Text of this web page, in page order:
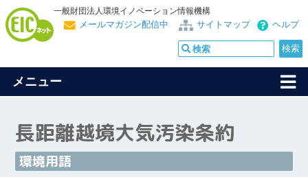
一般財団法人環境イノベーション情報機構
ヘルプ
サイトマップ
メールマガジン配信中
メニュー
長距離越境大気汚染条約
環境用語